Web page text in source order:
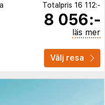
Totalpris 16 112:-
8 056:-
läs mer
Välj resa